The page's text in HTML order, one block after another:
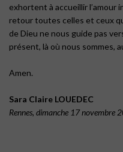
exhortent à accueillir l’amour
retour toutes celles et ceux
de Dieu ne nous guide pas
présent, là où nous sommes,
Amen.
Sara Claire LOUEDEC
Rennes, dimanche 17 novembre